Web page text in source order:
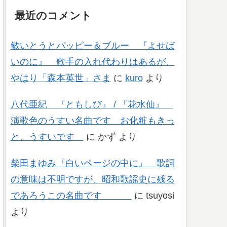
最近のコメント
敏いとうとパッピー＆ブルー 『よせば
いのに』 歌手の入れ代わりはあるが、
やはり「森本英世」さま に kuroより
八代亜紀 『ともしび』 / 『花水仙』
演歌色のうすい名曲です お化粧もきっ
と、うすいです
に かずより
柴田まゆみ『白いページの中に』 歌詞
の意味は不明ですが、昭和歌謡史に残る
であろうこの名曲です
に tsuyosi
より